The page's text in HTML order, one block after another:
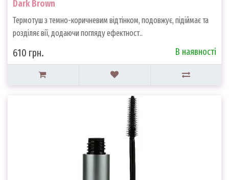
Dark Brown
Термотуш з темно-коричневим відтінком, подовжує, підіймає та
розділяє вії, додаючи погляду ефектност..
610 грн. В наявності